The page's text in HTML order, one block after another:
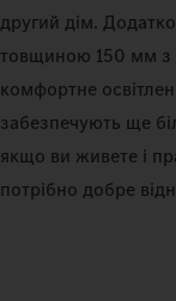
другий дім.
товщиною 150 мм з
комфортне
забезпечують ще
якщо ви живете і
потрібно добре